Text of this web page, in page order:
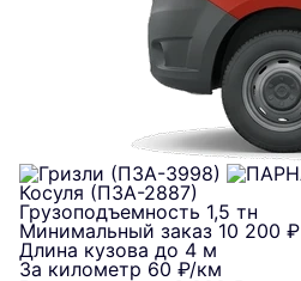
Косуля (ПЗА-2887)
Грузоподъемность 1,5 тн
Минимальный заказ 10 200 ₽
Длина кузова до 4 м
За километр 60 ₽/км